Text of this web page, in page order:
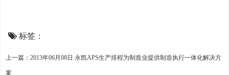
标签：
上一篇：2013年06月08日 永凯APS生产排程为制造业提供制造执行一体化解决方
案